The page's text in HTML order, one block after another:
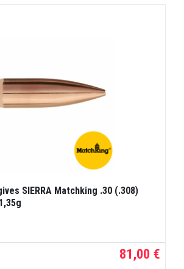
SIERRA Matchking .30 (.308)
81,00 €